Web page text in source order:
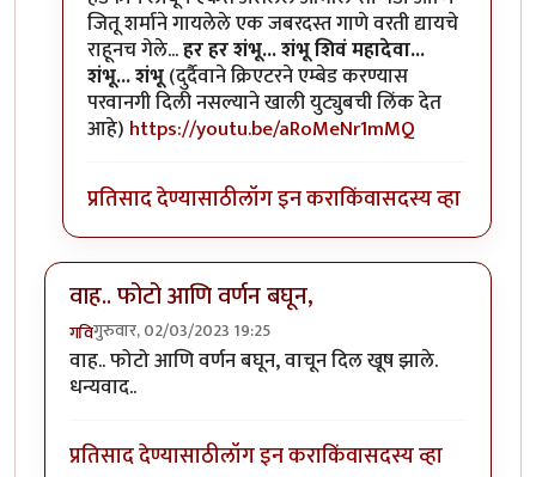
जितू शर्माने गायलेले एक जबरदस्त गाणे वरती द्यायचे
राहूनच गेले...हर हर शंभू... शंभू शिवं महादेवा...
शंभू... शंभू(दुर्दैवाने क्रिएटरने एम्बेड करण्यास
परवानगी दिली नसल्याने खाली युट्युबची लिंक देत
आहे) https://youtu.be/aRoMeNr1mMQ
प्रतिसाद देण्यासाठीलॉग इन कराकिंवासदस्य व्हा
वाह.. फोटो आणि वर्णन बघून,
गविगुरुवार, 02/03/2023 19:25
वाह.. फोटो आणि वर्णन बघून, वाचून दिल खूष झाले.
धन्यवाद..
प्रतिसाद देण्यासाठीलॉग इन कराकिंवासदस्य व्हा